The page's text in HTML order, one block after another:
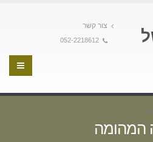
צור קשר
052-2218612
המהומה